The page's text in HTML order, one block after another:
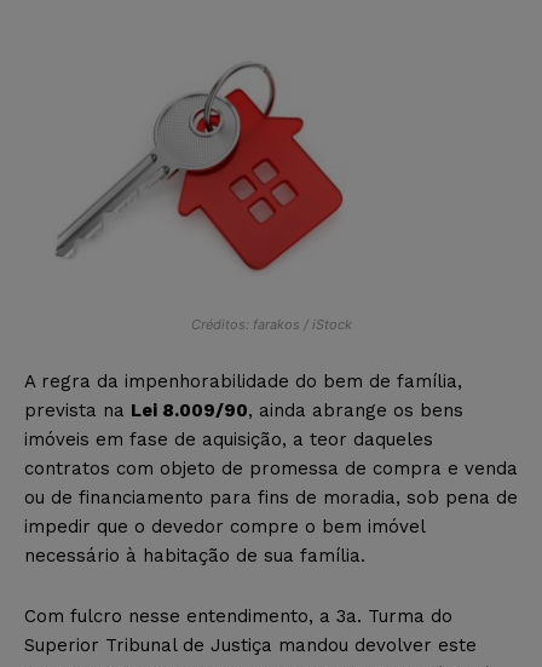
Créditos: farakos / iStock
A regra da impenhorabilidade do bem de família,
prevista na Lei 8.009/90, ainda abrange os bens
imóveis em fase de aquisição, a teor daqueles
contratos com objeto de promessa de compra e venda
ou de financiamento para fins de moradia, sob pena de
impedir que o devedor compre o bem imóvel
necessário à habitação de sua família.
Com fulcro nesse entendimento, a 3a. Turma do
Superior Tribunal de Justiça mandou devolver este